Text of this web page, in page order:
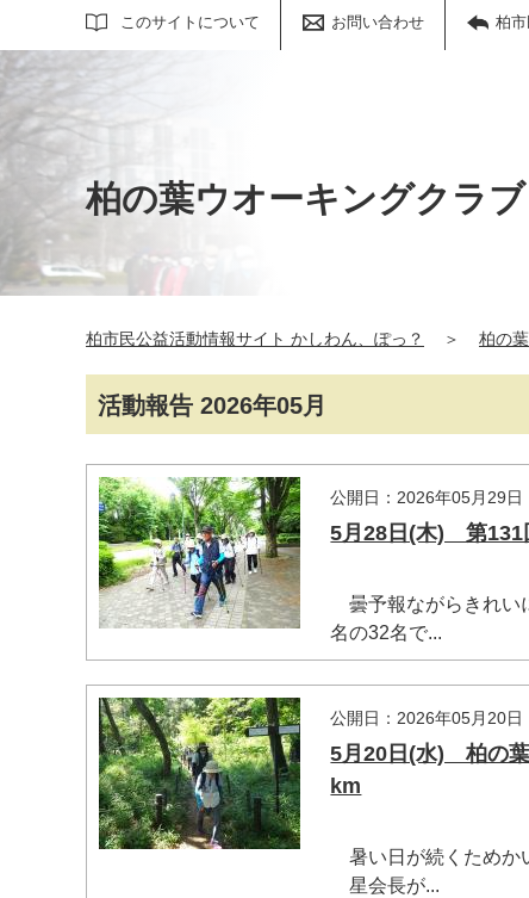
このサイトについて お問い合わせ 柏
サイト内検索
柏の葉ウオーキングクラブ
柏市民公益活動情報サイト かしわん、ぽっ？ ＞ 柏の
活動報告 2026年05月
公開日：2026年05月29日
5月28日(木) 第131
曇予報ながらきれい
名の32名で...
公開日：2026年05月20日
5月20日(水) 柏の
km
暑い日が続くためか
星会長が...